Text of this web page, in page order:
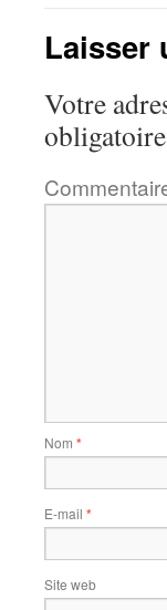
Laisser
Votre
Nom *
E-mail *
Site web